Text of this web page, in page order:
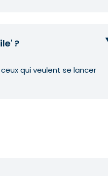
?
qui veulent se lancer